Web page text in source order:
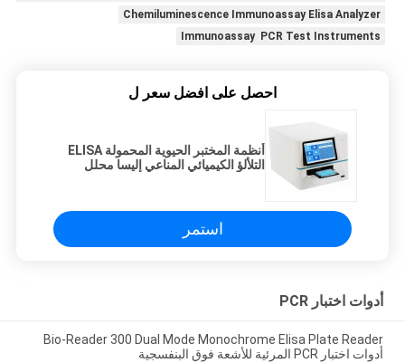
Chemiluminescence Immunoassay Elisa Analyzer
Immunoassay PCR Test Instruments
احصل على افضل سعر ل
أنظمة المختبر الحيوية المحمولة ELISA
التلألؤ الكيميائي المناعي إليسا محلل
استمر
أدوات اختبار PCR
Bio-Reader 300 Dual Mode Monochrome Elisa Plate Reader
أدوات اختبار PCR المرئية للأشعة فوق البنفسجية